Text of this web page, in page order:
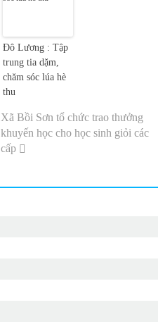
Đô Lương : Tập
trung tia dặm,
chăm sóc lúa hè
thu
Xã Bồi Sơn tổ chức trao thưởng
khuyến học cho học sinh giỏi các
cấp